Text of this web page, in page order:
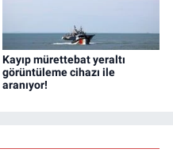
Kayıp mürettebat yeraltı
görüntüleme cihazı ile
aranıyor!